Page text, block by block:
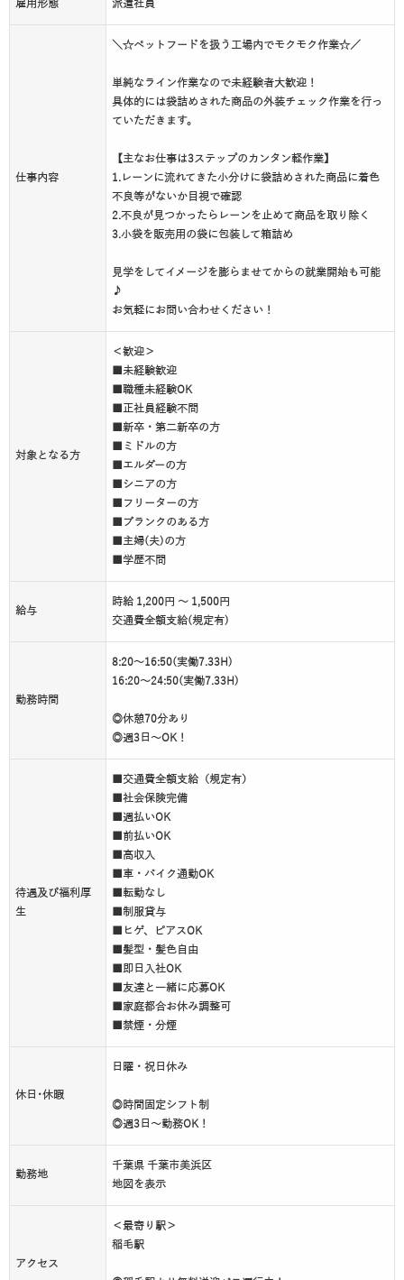
雇用形態 派遣社員
仕事内容
＼☆ペットフードを扱う工場内でモクモク作業☆／
単純なライン作業なので未経験者大歓迎！
具体的には袋詰めされた商品の外装チェック作業を行っ
ていただきます。
【主なお仕事は3ステップのカンタン軽作業】
1.レーンに流れてきた小分けに袋詰めされた商品に着色
不良等がないか目視で確認
2.不良が見つかったらレーンを止めて商品を取り除く
3.小袋を販売用の袋に包装して箱詰め
見学をしてイメージを膨らませてからの就業開始も可能
♪
お気軽にお問い合わせください！
対象となる方
＜歓迎＞
■未経験歓迎
■職種未経験OK
■正社員経験不問
■新卒・第二新卒の方
■ミドルの方
■エルダーの方
■シニアの方
■フリーターの方
■ブランクのある方
■主婦(夫)の方
■学歴不問
給与
時給 1,200円 ～ 1,500円
交通費全額支給(規定有)
勤務時間
8:20～16:50(実働7.33H)
16:20～24:50(実働7.33H)
◎休憩70分あり
◎週3日～OK！
待遇及び福利厚
生
■交通費全額支給（規定有）
■社会保険完備
■週払いOK
■前払いOK
■高収入
■車・バイク通勤OK
■転勤なし
■制服貸与
■ヒゲ、ピアスOK
■髪型・髪色自由
■即日入社OK
■友達と一緒に応募OK
■家庭都合お休み調整可
■禁煙・分煙
休日･休暇
日曜・祝日休み
◎時間固定シフト制
◎週3日～勤務OK！
勤務地
千葉県 千葉市美浜区
地図を表示
アクセス
＜最寄り駅＞
稲毛駅